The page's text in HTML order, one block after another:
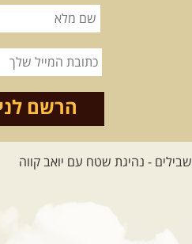
שישי- מעיינות
ואתגרים בצפון הרמה
מסלול חדש בצפון רמת הגולן בהובלת
מדריך תושב האזור. המסלול ...
הרשם